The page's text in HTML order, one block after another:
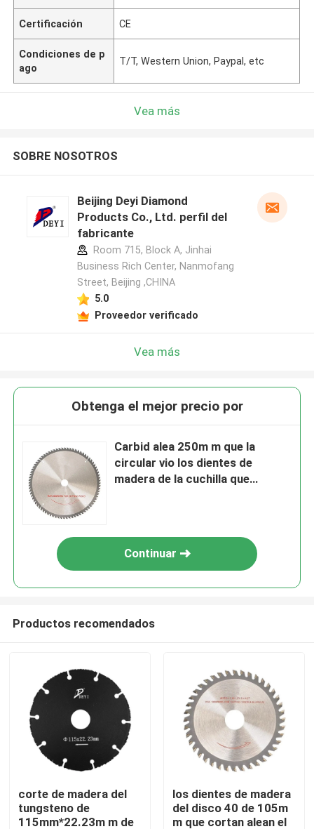
Sobre nosotros
Certificación CE
Condiciones de p
ago
T/T, Western Union, Paypal, etc
Vea más
SOBRE NOSOTROS
Beijing Deyi Diamond
Products Co., Ltd. perfil del
fabricante
Room 715, Block A, Jinhai
Business Rich Center, Nanmofang
Street, Beijing ,CHINA
5.0
Proveedor verificado
Vea más
Obtenga el mejor precio por
Carbid alea 250m m que la
circular vio los dientes de
madera de la cuchilla que
Continuar
Productos recomendados
corte de madera del
tungsteno de
115mm*22.23m m de
los dientes de madera
del disco 40 de 105m
m que cortan alean el